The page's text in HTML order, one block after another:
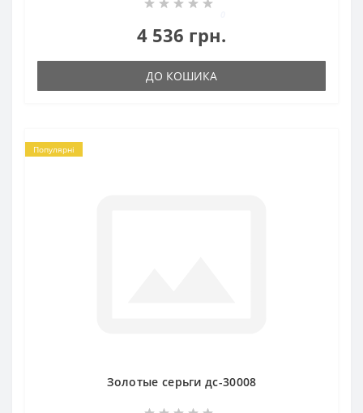
4 536 грн.
ДО КОШИКА
Популярні
Золотые серьги дс-30008